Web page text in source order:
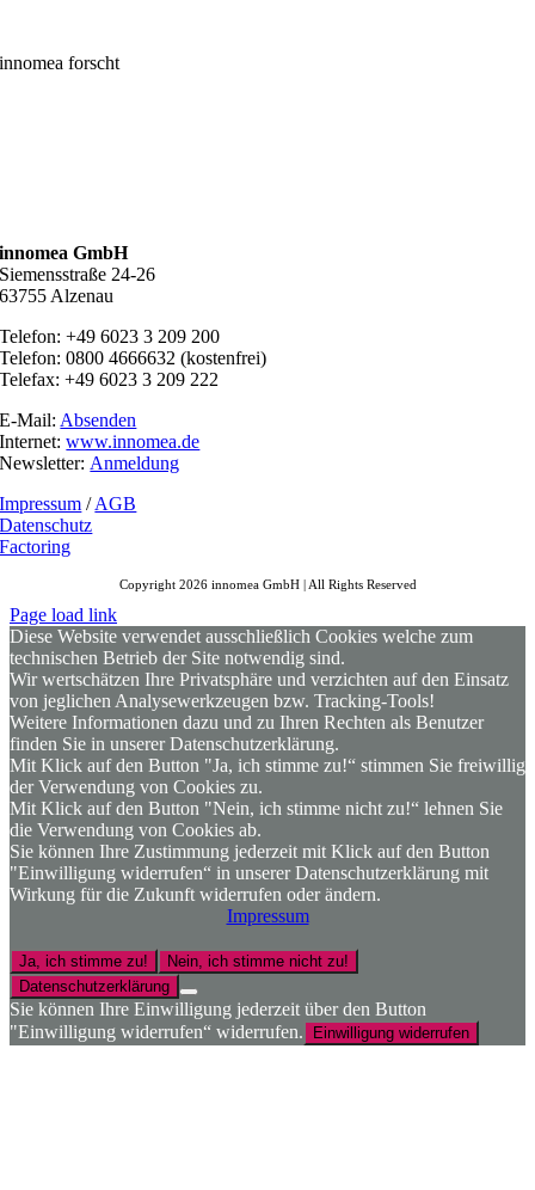
innomea forscht
innomea GmbH
Siemensstraße 24-26
63755 Alzenau
Telefon: +49 6023 3 209 200
Telefon: 0800 4666632 (kostenfrei)
Telefax: +49 6023 3 209 222
E-Mail: Absenden
Internet:www.innomea.de
Newsletter: Anmeldung
Impressum /AGB
Datenschutz
Factoring
Copyright 2026 innomea GmbH | All Rights Reserved
Page load link
Diese Website verwendet ausschließlich Cookies welche zum
technischen Betrieb der Site notwendig sind.
Wir wertschätzen Ihre Privatsphäre und verzichten auf den Einsatz
von jeglichen Analysewerkzeugen bzw. Tracking-Tools!
Weitere Informationen dazu und zu Ihren Rechten als Benutzer
finden Sie in unserer Datenschutzerklärung.
Mit Klick auf den Button "Ja, ich stimme zu!“ stimmen Sie freiwillig
der Verwendung von Cookies zu.
Mit Klick auf den Button "Nein, ich stimme nicht zu!“ lehnen Sie
die Verwendung von Cookies ab.
Sie können Ihre Zustimmung jederzeit mit Klick auf den Button
"Einwilligung widerrufen“ in unserer Datenschutzerklärung mit
Wirkung für die Zukunft widerrufen oder ändern.
Impressum
Ja, ich stimme zu!
Nein, ich stimme nicht zu!
Datenschutzerklärung
Sie können Ihre Einwilligung jederzeit über den Button
"Einwilligung widerrufen“ widerrufen.
Einwilligung widerrufen